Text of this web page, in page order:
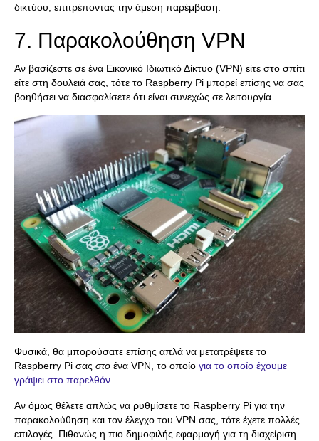
δικτύου, επιτρέποντας την άμεση παρέμβαση.
7. Παρακολούθηση VPN
Αν βασίζεστε σε ένα Εικονικό Ιδιωτικό Δίκτυο (VPN) είτε στο σπίτι
είτε στη δουλειά σας, τότε το Raspberry Pi μπορεί επίσης να σας
βοηθήσει να διασφαλίσετε ότι είναι συνεχώς σε λειτουργία.
Φυσικά, θα μπορούσατε επίσης απλά να μετατρέψετε το
Raspberry Pi σας στο ένα VPN, το οποίο για το οποίο έχουμε
γράψει στο παρελθόν.
Αν όμως θέλετε απλώς να ρυθμίσετε το Raspberry Pi για την
παρακολούθηση και τον έλεγχο του VPN σας, τότε έχετε πολλές
επιλογές. Πιθανώς η πιο δημοφιλής εφαρμογή για τη διαχείριση